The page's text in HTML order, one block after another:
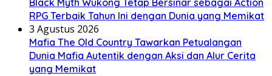
RPG Terbaik Tahun Ini dengan Dunia yang Memikat
3 Agustus 2026
Mafia The Old Country Tawarkan Petualangan
Dunia Mafia Autentik dengan Aksi dan Alur Cerita
yang Memikat